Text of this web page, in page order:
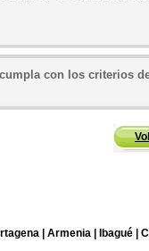
con los criterios
| Armenia | Ibagué |